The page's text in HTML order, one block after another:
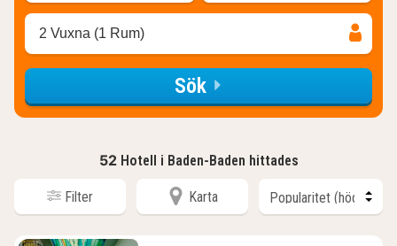
2 Vuxna (1 Rum)
Sök
52 Hotell i Baden-Baden hittades
Filter Karta